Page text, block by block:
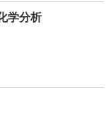
学分析